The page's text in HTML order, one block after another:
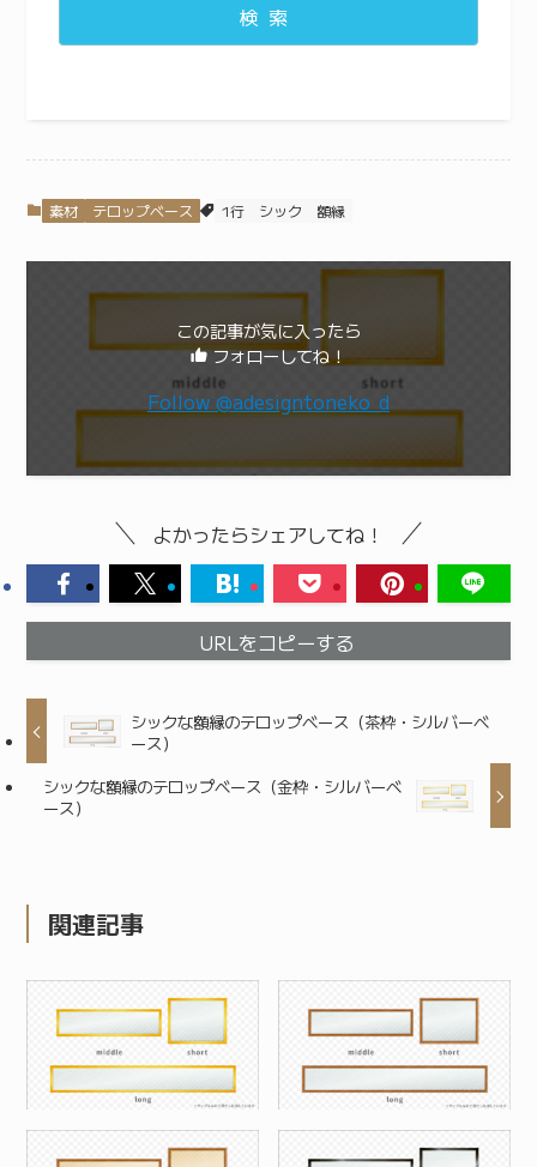
検索
素材 テロップベース 1行 シック 額縁
この記事が気に入ったら
フォローしてね！
Follow @adesigntoneko_d
よかったらシェアしてね！
URLをコピーする
シックな額縁のテロップベース（茶枠・シルバーベ
ース）
シックな額縁のテロップベース（金枠・シルバーベ
ース）
関連記事